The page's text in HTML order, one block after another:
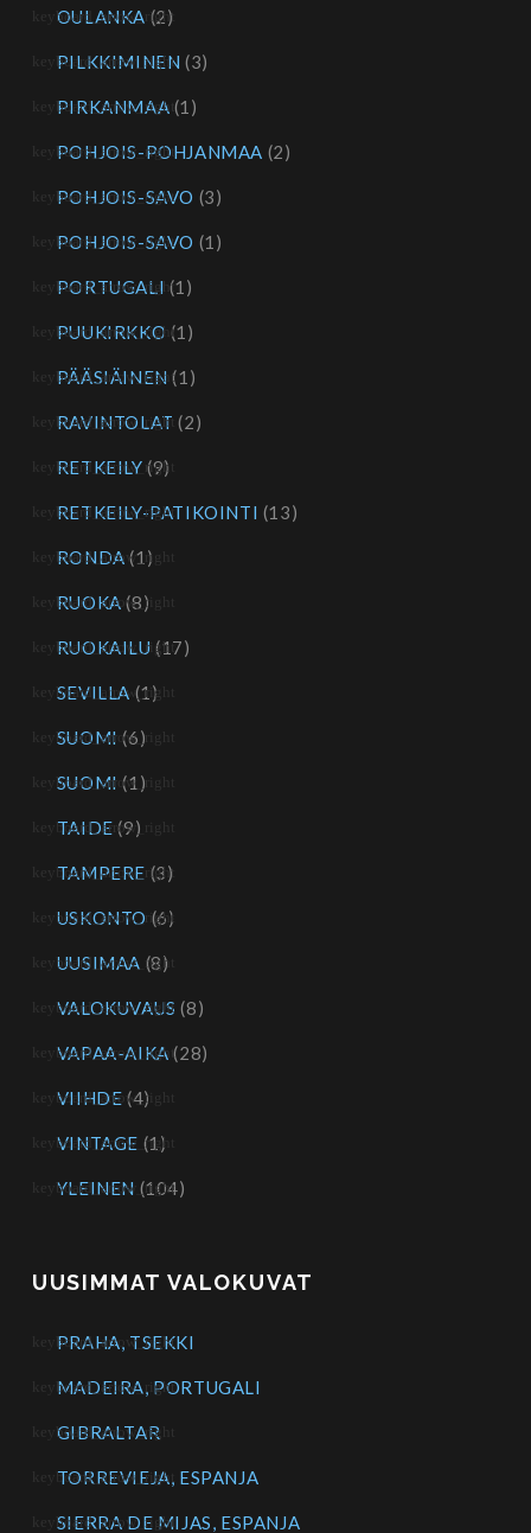
OULANKA (2)
PILKKIMINEN (3)
PIRKANMAA (1)
POHJOIS-POHJANMAA (2)
POHJOIS-SAVO (3)
POHJOIS-SAVO (1)
PORTUGALI (1)
PUUKIRKKO (1)
PÄÄSIÄINEN (1)
RAVINTOLAT (2)
RETKEILY (9)
RETKEILY-PATIKOINTI (13)
RONDA (1)
RUOKA (8)
RUOKAILU (17)
SEVILLA (1)
SUOMI (6)
SUOMI (1)
TAIDE (9)
TAMPERE (3)
USKONTO (6)
UUSIMAA (8)
VALOKUVAUS (8)
VAPAA-AIKA (28)
VIIHDE (4)
VINTAGE (1)
YLEINEN (104)
UUSIMMAT VALOKUVAT
PRAHA, TSEKKI
MADEIRA, PORTUGALI
GIBRALTAR
TORREVIEJA, ESPANJA
SIERRA DE MIJAS, ESPANJA